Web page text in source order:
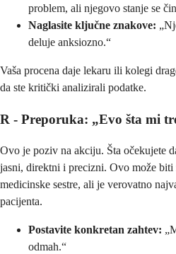
problem, ali njegovo stanje se
Naglasite ključne znakove:
deluje anksiozno.“
Vaša procena daje lekaru ili kolegi
da ste kritički analizirali podatke.
R - Preporuka: „Evo šta mi
Ovo je poziv na akciju. Šta očekujete
jasni, direktni i precizni. Ovo može biti
medicinske sestre, ali je verovatno
pacijenta.
Postavite konkretan zahtev:
odmah.“